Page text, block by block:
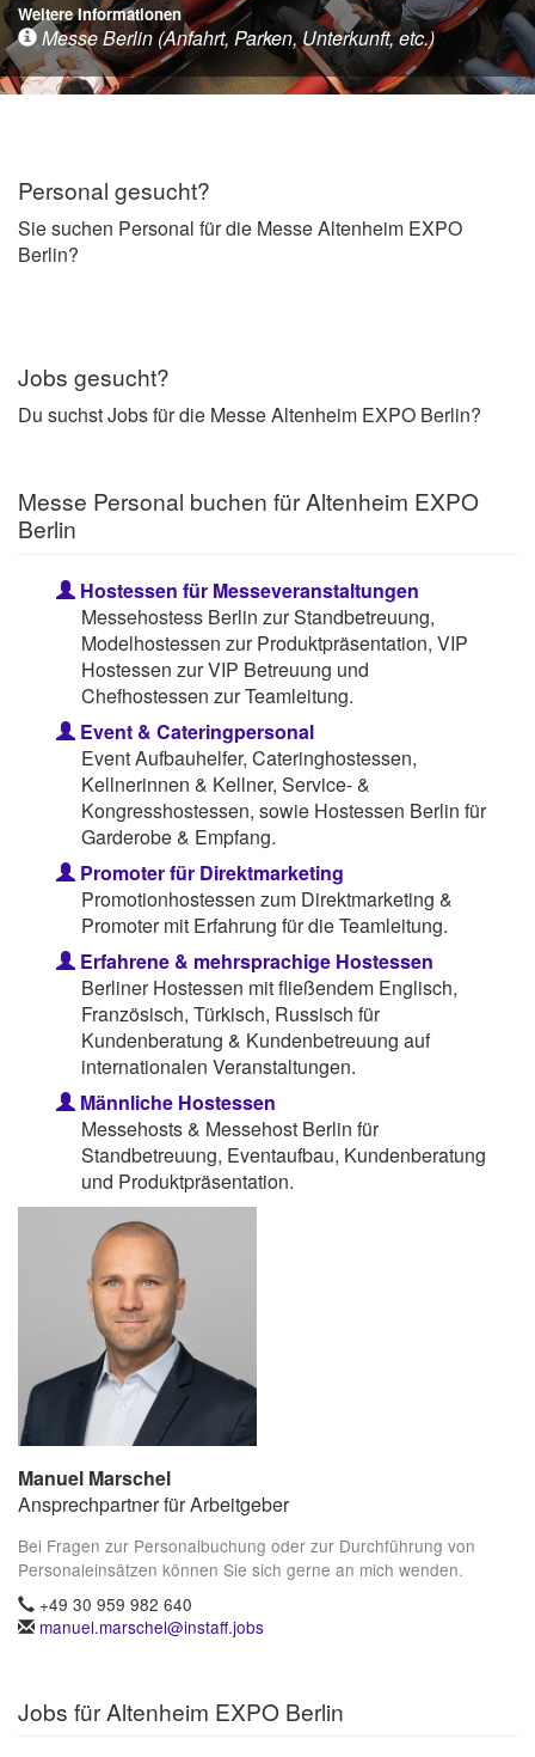
Weitere Informationen
Messe Berlin (Anfahrt, Parken, Unterkunft, etc.)
Personal gesucht?
Sie suchen Personal für die Messe Altenheim EXPO
Berlin?
Jobs gesucht?
Du suchst Jobs für die Messe Altenheim EXPO Berlin?
Messe Personal buchen für Altenheim EXPO
Berlin
Hostessen für Messeveranstaltungen
Messehostess Berlin zur Standbetreuung,
Modelhostessen zur Produktpräsentation, VIP
Hostessen zur VIP Betreuung und
Chefhostessen zur Teamleitung.
Event & Cateringpersonal
Event Aufbauhelfer, Cateringhostessen,
Kellnerinnen & Kellner, Service- &
Kongresshostessen, sowie Hostessen Berlin für
Garderobe & Empfang.
Promoter für Direktmarketing
Promotionhostessen zum Direktmarketing &
Promoter mit Erfahrung für die Teamleitung.
Erfahrene & mehrsprachige Hostessen
Berliner Hostessen mit fließendem Englisch,
Französisch, Türkisch, Russisch für
Kundenberatung & Kundenbetreuung auf
internationalen Veranstaltungen.
Männliche Hostessen
Messehosts & Messehost Berlin für
Standbetreuung, Eventaufbau, Kundenberatung
und Produktpräsentation.
Manuel Marschel
Ansprechpartner für Arbeitgeber
Bei Fragen zur Personalbuchung oder zur Durchführung von
Personaleinsätzen können Sie sich gerne an mich wenden.
+49 30 959 982 640
manuel.marschel@instaff.jobs
Jobs für Altenheim EXPO Berlin